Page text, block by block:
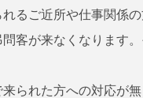
るご近所や仕事関係
客が来なくなります
られた方への対応が